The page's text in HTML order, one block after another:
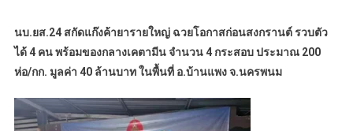
นบ.ยส.24 สกัดแก๊งค้ายารายใหญ่ ฉวยโอกาสก่อนสงกรานต์ รวบตัว
ได้ 4 คน พร้อมของกลางเคตามีน จำนวน 4 กระสอบ ประมาณ 200
ห่อ/กก. มูลค่า 40 ล้านบาท ในพื้นที่ อ.บ้านแพง จ.นครพนม